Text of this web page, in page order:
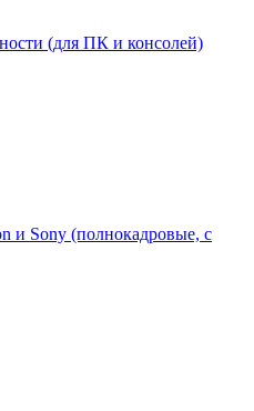
(для ПК и консолей)
и Sony (полнокадровые, с